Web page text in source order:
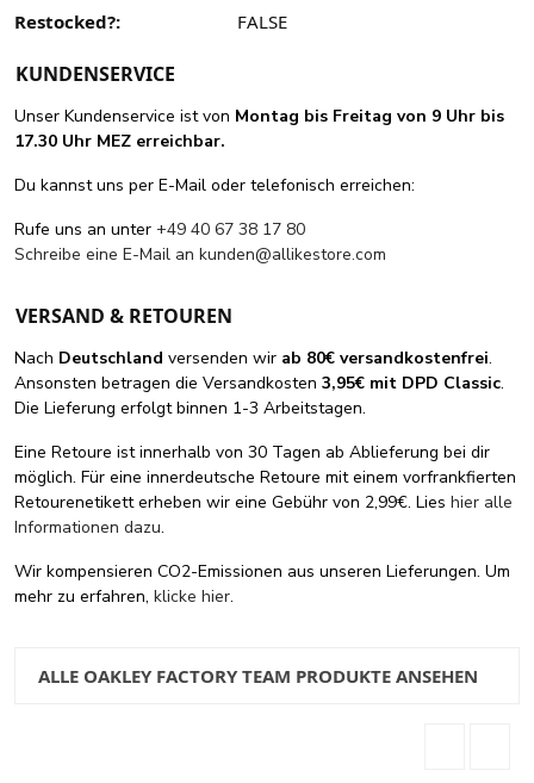
Restocked?:
FALSE
KUNDENSERVICE
Unser Kundenservice ist von Montag bis Freitag von 9 Uhr bis
17.30 Uhr MEZ erreichbar.
Du kannst uns per E-Mail oder telefonisch erreichen:
Rufe uns an unter +49 40 67 38 17 80
Schreibe eine E-Mail an kunden@allikestore.com
VERSAND & RETOUREN
Nach Deutschland versenden wir ab 80€ versandkostenfrei.
Ansonsten betragen die Versandkosten 3,95€ mit DPD Classic.
Die Lieferung erfolgt binnen 1-3 Arbeitstagen.
Eine Retoure ist innerhalb von 30 Tagen ab Ablieferung bei dir
möglich. Für eine innerdeutsche Retoure mit einem vorfrankfierten
Retourenetikett erheben wir eine Gebühr von 2,99€. Lies hier alle
Informationen dazu.
Wir kompensieren CO2-Emissionen aus unseren Lieferungen. Um
mehr zu erfahren, klicke hier.
ALLE OAKLEY FACTORY TEAM PRODUKTE ANSEHEN